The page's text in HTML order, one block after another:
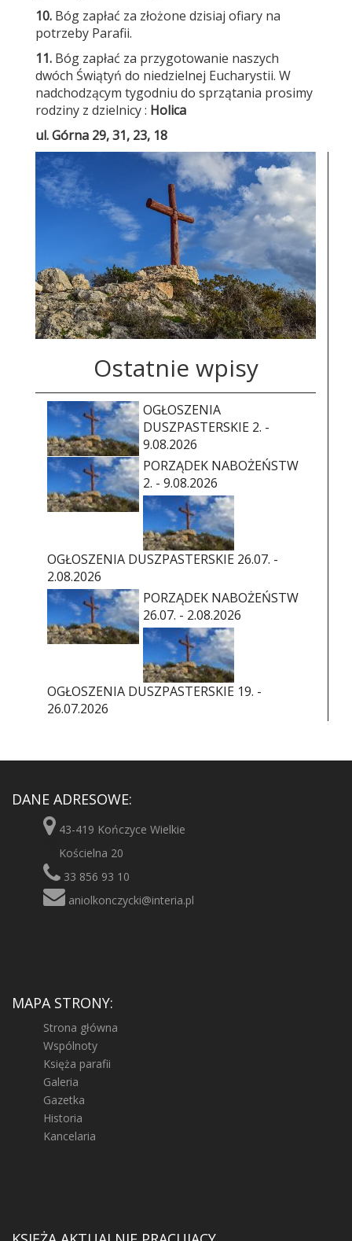
10. Bóg zapłać za złożone dzisiaj ofiary na
potrzeby Parafii.
11. Bóg zapłać za przygotowanie naszych
dwóch Świątyń do niedzielnej Eucharystii. W
nadchodzącym tygodniu do sprzątania prosimy
rodziny z dzielnicy : Holica
ul. Górna 29, 31, 23, 18
Ostatnie wpisy
OGŁOSZENIA
DUSZPASTERSKIE 2. -
9.08.2026
PORZĄDEK NABOŻEŃSTW
2. - 9.08.2026
OGŁOSZENIA DUSZPASTERSKIE 26.07. -
2.08.2026
PORZĄDEK NABOŻEŃSTW
26.07. - 2.08.2026
OGŁOSZENIA DUSZPASTERSKIE 19. -
26.07.2026
DANE ADRESOWE:
43-419 Kończyce Wielkie
Kościelna 20
33 856 93 10
aniolkonczycki@interia.pl
MAPA STRONY:
Strona główna
Wspólnoty
Księża parafii
Galeria
Gazetka
Historia
Kancelaria